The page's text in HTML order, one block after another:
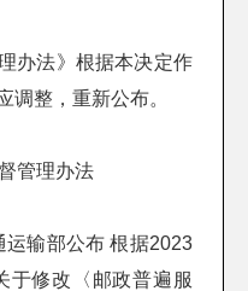
办法》根据本决定作
调整，重新公布。
管理办法
运输部公布 根据2023
于修改〈邮政普遍服